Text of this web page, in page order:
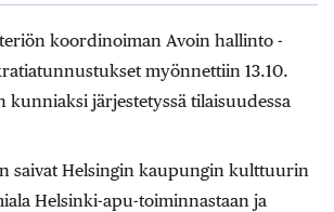
koordinoiman Avoin hallinto -
myönnettiin 13.10.
kunniaksi järjestetyssä tilaisuudessa
saivat Helsingin kaupungin kulttuurin
Helsinki-apu-toiminnastaan ja